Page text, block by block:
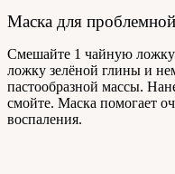
Маска для
Смешайте 1 чайную ложку
ложку зелёной глины и
пастообразной массы.
смойте. Маска помогает
воспаления.